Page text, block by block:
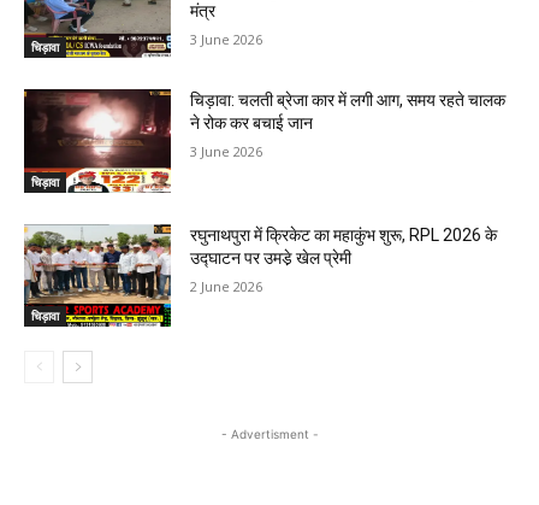
चिड़ावा
मंत्र
3 June 2026
चिड़ावा
चिड़ावा: चलती ब्रेजा कार में लगी आग, समय रहते चालक
ने रोक कर बचाई जान
3 June 2026
चिड़ावा
रघुनाथपुरा में क्रिकेट का महाकुंभ शुरू, RPL 2026 के
उद्घाटन पर उमडे़ खेल प्रेमी
2 June 2026
- Advertisment -